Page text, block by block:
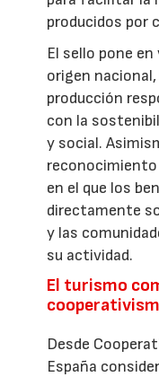
producidos por
El sello pone
origen
producción
con la
y social.
reconocimiento
en el que los
directamente
y las
su actividad.
El turismo
Desde
España